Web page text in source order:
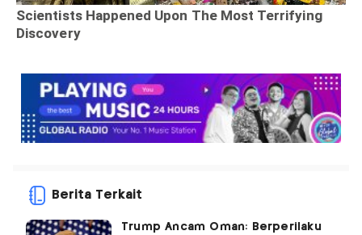
Berita Terkait
Trump Ancam Oman: Berperilaku